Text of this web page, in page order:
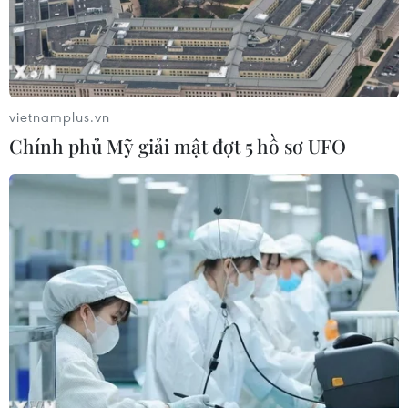
Chủ tịch Quốc hội Trần Thanh Mẫn
tiếp Đại sứ Hoa Kỳ Jennifer Wicks
06/08/2026 13:43
Tổng thống Trump bác tin Mỹ thiếu
hụt vũ khí vì chiến dịch Trung Đông
Mỹ điều tra sự cố hàng không liên
quan đến trực thăng chở Tổng thống
Trump
06/08/2026 04:38
vietnamplus.vn
Chính phủ Mỹ giải mật đợt 5 hồ sơ UFO